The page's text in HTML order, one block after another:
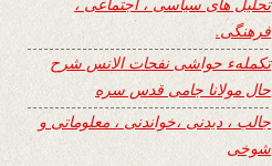
فرهنگی.
تکملهء حواشی نفحات الانس شرح
حال مولانا جامی قدس سره
جالب ، دیدنی ،خواندنی ، معلوماتی و
شوخی